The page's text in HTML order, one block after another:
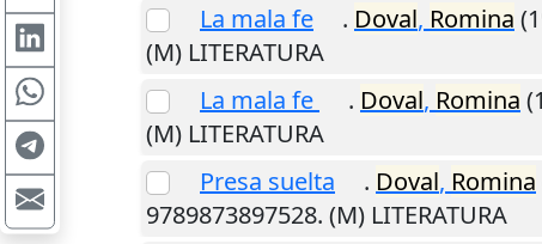
La mala fe
. Doval, Romina
(M) LITERATURA
La mala fe
. Doval, Romina
(M) LITERATURA
Presa suelta
. Doval, Romina
9789873897528. (M) LITERATURA